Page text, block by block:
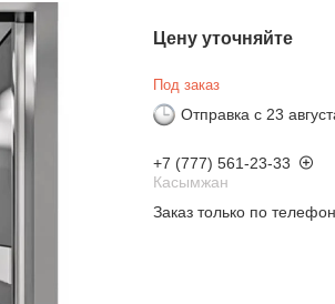
Цену уточняйте
Под заказ
Отправка с 23
+7 (777) 561-23-33
Касымжан
Заказ только по